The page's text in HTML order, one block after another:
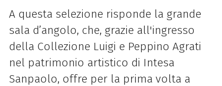
A questa selezione risponde la grande
sala d’angolo, che, grazie all'ingresso
della Collezione Luigi e Peppino Agrati
nel patrimonio artistico di Intesa
Sanpaolo, offre per la prima volta a